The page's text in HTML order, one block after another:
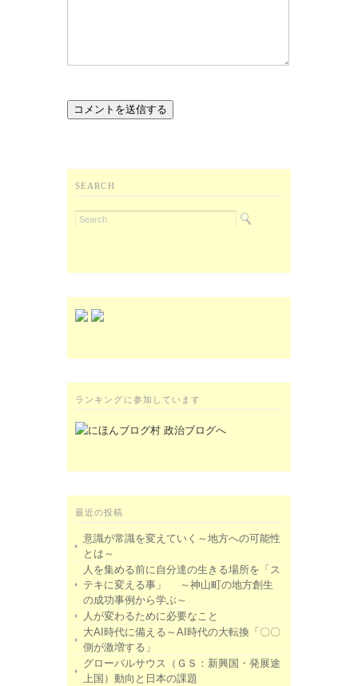
SEARCH
ランキングに参加しています
最近の投稿
意識が常識を変えていく～地方への可能性
とは～
人を集める前に自分達の生きる場所を「ス
テキに変える事」 ～神山町の地方創生
の成功事例から学ぶ～
人が変わるために必要なこと
大AI時代に備える～AI時代の大転換「〇〇
側が激増する」
グローバルサウス（ＧＳ：新興国・発展途
上国）動向と日本の課題